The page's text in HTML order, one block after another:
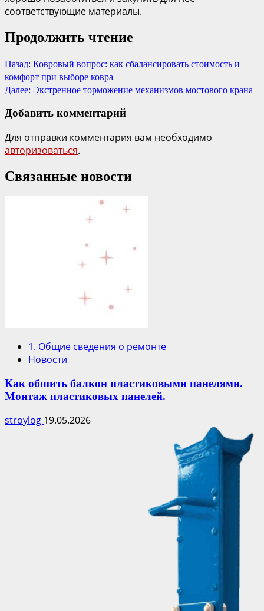
соответствующие материалы.
Продолжить чтение
Назад: Ковровый вопрос: как сбалансировать стоимость и
комфорт при выборе ковра
Далее: Экстренное торможение механизмов мостового крана
Добавить комментарий
Для отправки комментария вам необходимо
авторизоваться.
Связанные новости
1. Общие сведения о ремонте
Новости
Как обшить балкон пластиковыми панелями.
Монтаж пластиковых панелей.
stroylog 19.05.2026